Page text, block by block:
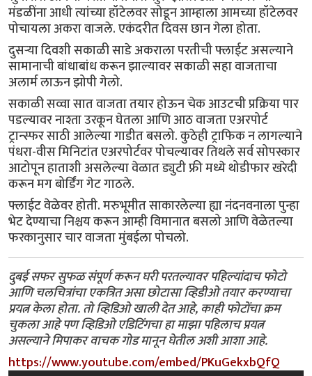
मंडळींना आधी त्यांच्या हॉटेलवर सोडून आम्हाला आमच्या हॉटेलवर
पोचायला अकरा वाजले. एकंदरीत दिवस छान गेला होता.
दुसऱ्या दिवशी सकाळी साडे अकराला परतीची फ्लाईट असल्याने
सामानाची बांधाबांध करून झाल्यावर सकाळी सहा वाजताचा
अलार्म लाऊन झोपी गेलो.
सकाळी सव्वा सात वाजता तयार होऊन चेक आउटची प्रक्रिया पार
पडल्यावर नाश्ता उरकून घेतला आणि आठ वाजता एअरपोर्ट
ट्रान्स्फर साठी आलेल्या गाडीत बसलो. कुठेही ट्राफिक न लागल्याने
पंधरा-वीस मिनिटांत एअरपोर्टवर पोचल्यावर तिथले सर्व सोपस्कार
आटोपून हाताशी असलेल्या वेळात ड्युटी फ्री मध्ये थोडीफार खरेदी
करून मग बोर्डिंग गेट गाठले.
फ्लाईट वेळेवर होती. मरुभूमीत साकारलेल्या ह्या नंदनवनाला पुन्हा
भेट देण्याचा निश्चय करून आम्ही विमानात बसलो आणि वेळेतल्या
फरकानुसार चार वाजता मुंबईला पोचलो.
दुबई सफर सुफळ संपूर्ण करून घरी परतल्यावर पहिल्यांदाच फोटो
आणि चलचित्रांचा एकत्रित असा छोटासा व्हिडीओ तयार करण्याचा
प्रयत्न केला होता. तो व्हिडिओ खाली देत आहे, काही फोटोंचा क्रम
चुकला आहे पण व्हिडिओ एडिटिंगचा हा माझा पहिलाच प्रयत्न
असल्याने मिपाकर वाचक गोड मानून घेतील अशी आशा आहे.
https://www.youtube.com/embed/PKuGekxbQfQ